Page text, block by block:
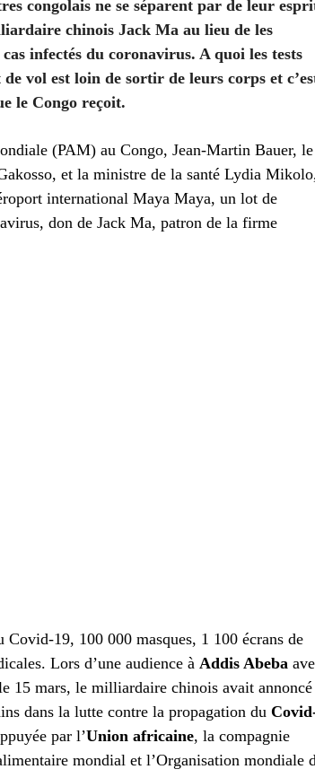
congolais ne se séparent par de leur
chinois Jack Ma au lieu de les
infectés du coronavirus. A quoi les tests
vol est loin de sortir de leurs corps et
le Congo reçoit.
(PAM) au Congo, Jean-Martin Bauer, le
et la ministre de la santé Lydia
international Maya Maya, un lot de
don de Jack Ma, patron de la firme
19, 100 000 masques, 1 100 écrans de
Lors d’une audience à Addis Abeba
15 mars, le milliardaire chinois avait annoncé
dans la lutte contre la propagation du
par l’Union africaine, la compagnie
mondial et l’Organisation mondiale